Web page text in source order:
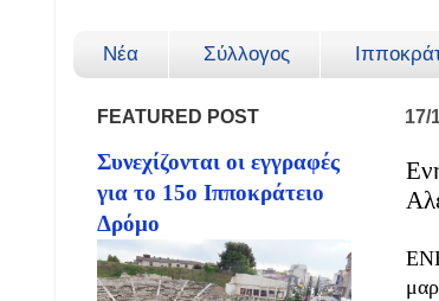
Νέα Σύλλογος
17/
FEATURED POST
Συνεχίζονται οι εγγραφές
για το 15ο Ιπποκράτειο
Δρόμο